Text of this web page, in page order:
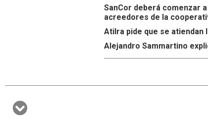
SanCor deberá comenzar
acreedores de la
Atilra pide que se
Alejandro Sammartino